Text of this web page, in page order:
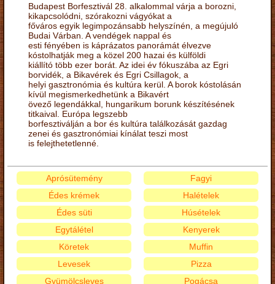
Budapest Borfesztivál 28. alkalommal várja a borozni,
kikapcsolódni, szórakozni vágyókat a
főváros egyik legimpozánsabb helyszínén, a megújuló
Budai Várban. A vendégek nappal és
esti fényében is káprázatos panorámát élvezve
kóstolhatják meg a közel 200 hazai és külföldi
kiállító több ezer borát. Az idei év fókuszába az Egri
borvidék, a Bikavérek és Egri Csillagok, a
helyi gasztronómia és kultúra kerül. A borok kóstolásán
kívül megismerkedhetünk a Bikavért
övező legendákkal, hungarikum borunk készítésének
titkaival. Európa legszebb
borfesztiválján a bor és kultúra találkozását gazdag
zenei és gasztronómiai kínálat teszi most
is felejthetetlenné.
Aprósütemény
Édes krémek
Édes süti
Egytálétel
Fagyi
Halételek
Húsételek
Kenyerek
Köretek
Levesek
Gyümölcsleves
Muffin
Pizza
Pogácsa